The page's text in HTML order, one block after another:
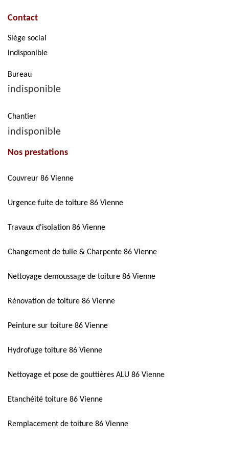
Contact
Siège social
indisponible
Bureau
indisponible
Chantier
indisponible
Nos prestations
Couvreur 86 Vienne
Urgence fuite de toiture 86 Vienne
Travaux d'isolation 86 Vienne
Changement de tuile & Charpente 86 Vienne
Nettoyage demoussage de toiture 86 Vienne
Rénovation de toiture 86 Vienne
Peinture sur toiture 86 Vienne
Hydrofuge toiture 86 Vienne
Nettoyage et pose de gouttières ALU 86 Vienne
Etanchéité toiture 86 Vienne
Remplacement de toiture 86 Vienne